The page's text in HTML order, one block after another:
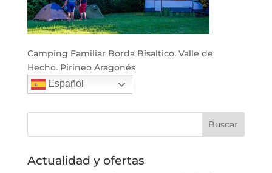
Camping Familiar Borda Bisaltico. Valle de
Hecho. Pirineo Aragonés
Español
Actualidad y ofertas